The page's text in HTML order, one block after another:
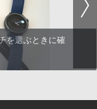
を選ぶときに確